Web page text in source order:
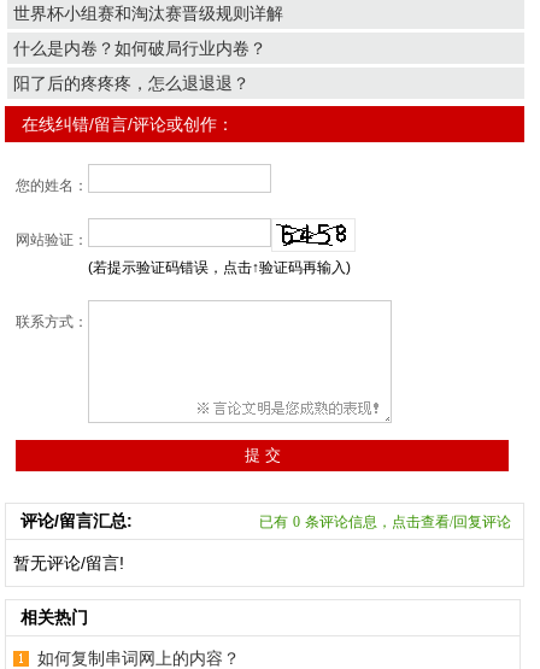
世界杯小组赛和淘汰赛晋级规则详解
什么是内卷？如何破局行业内卷？
阳了后的疼疼疼，怎么退退退？
在线纠错/留言/评论或创作：
您的姓名：
网站验证：
(若提示验证码错误，点击↑验证码再输入)
联系方式：
评论/留言汇总: 已有 0 条评论信息，点击查看/回复评论
暂无评论/留言!
相关热门
如何复制串词网上的内容？